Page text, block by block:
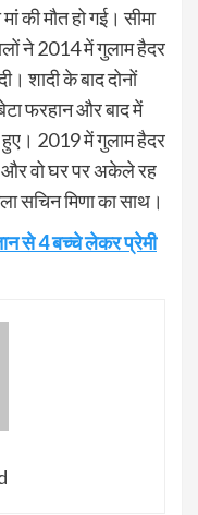
की मौत हो गई। सीमा
ने 2014 में गुलाम हैदर
शादी के बाद दोनों
फरहान और बाद में
हुए। 2019 में गुलाम हैदर
वो घर पर अकेले रह
सचिन मिणा का साथ।
से 4 बच्चे लेकर प्रेमी